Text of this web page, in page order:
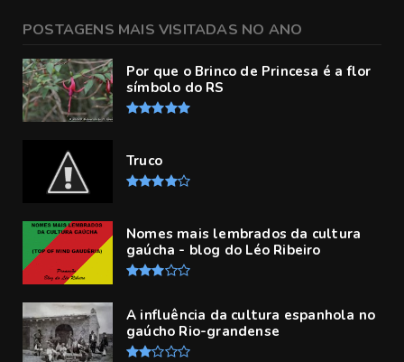
POSTAGENS MAIS VISITADAS NO ANO
Por que o Brinco de Princesa é a flor
símbolo do RS
Truco
Nomes mais lembrados da cultura
gaúcha - blog do Léo Ribeiro
A influência da cultura espanhola no
gaúcho Rio-grandense